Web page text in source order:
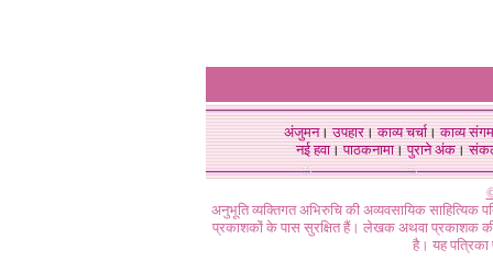
अंजुमन।उपहार।काव्य चर्चा।काव्य संगम
नई हवा। पाठकनामा। पुराने अंक।
अनुभूति व्यक्तिगत अभिरुचि की अव्यवसायिक
प्रकाशकों के पास सुरक्षित हैं। लेखक अथवा प्रकाशक की
है। यह पत्रिका